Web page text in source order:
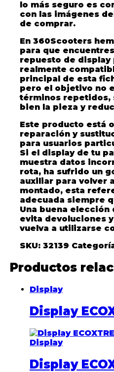
lo más seguro es
con las imágenes
de comprar.
En 360Scooters
para que
repuesto de
realmente
principal de esta
pero el objetivo no
términos repetidos,
bien la pieza y
Este producto está
reparación y
para usuarios
Si el display de tu
muestra datos
rota, ha sufrido un
auxiliar para volver
montado, esta
adecuada siempre
Una buena
evita devoluciones
vuelva a utilizarse
SKU: 32139
Productos
Display
Display
Display
Display